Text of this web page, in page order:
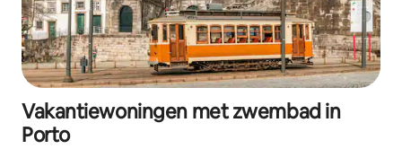
Vakantiewoningen met zwembad in
Porto